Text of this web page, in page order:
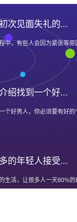
次见面失礼的...
中，有些人会因为紧张等
绍找到一个好...
个好男人，你必须要有好
的年轻人接受...
生活，让很多人一天80%